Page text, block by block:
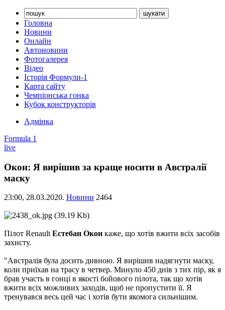
Головна
Новини
Онлайн
Автоновини
Фотогалерея
Відео
Історія Формули-1
Карта сайту
Чемпіонська гонка
Кубок конструкторів
Адмінка
Formula 1
live
Окон: Я вирішив за краще носити в Австралії
маску
23:00, 28.03.2020. Новини 2464
Пілот RenaultЕстебан Окон каже, що хотів вжити всіх засобів
захисту.
"Австралія була досить дивною. Я вирішив надягнути маску,
коли приїхав на трасу в четвер. Минуло 450 днів з тих пір, як я
брав участь в гонці в якості бойового пілота, так що хотів
вжити всіх можливих заходів, щоб не пропустити її. Я
тренувався весь цей час і хотів бути якомога сильнішим.